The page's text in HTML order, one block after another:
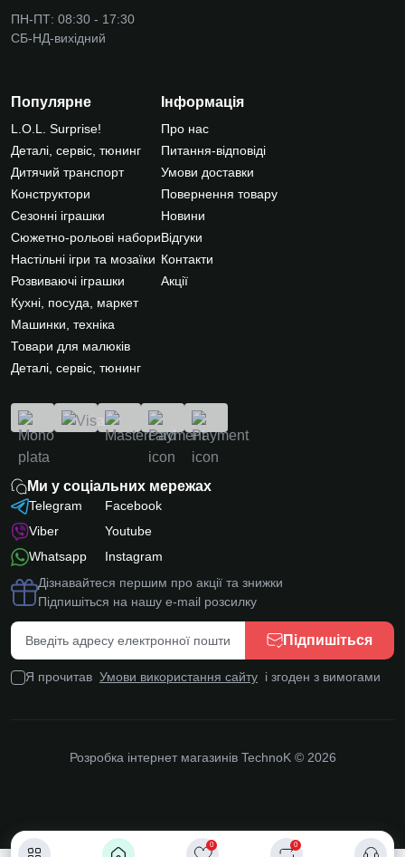
0 0
ПН-ПТ: 08:30 - 17:30
СБ-НД-вихідний
Популярне
L.O.L. Surprise!
Деталі, сервіс, тюнинг
Дитячий транспорт
Конструктори
Сезонні іграшки
Сюжетно-рольові набори
Настільні ігри та мозаїки
Розвиваючі іграшки
Кухні, посуда, маркет
Машинки, техніка
Товари для малюків
Деталі, сервіс, тюнинг
Інформація
Про нас
Питання-відповіді
Умови доставки
Повернення товару
Новини
Відгуки
Контакти
Акції
Ми у соціальних мережах
Telegram
Viber
Whatsapp
Facebook
Youtube
Instagram
Дізнавайтеся першим про акції та знижки
Підпишіться на нашу e-mail розсилку
Підпишіться
Я прочитав Умови використання сайту і згоден з вимогами
Розробка інтернет магазинівTechnoK © 2026